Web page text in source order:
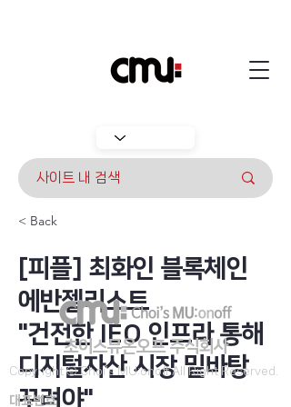
< Back
[피플] 최화인 블록체인
에반젤리스트
"건전한 IEO 인프라 통해
디지털자산 시장 밑바탕
꾸려야"
​초이스뮤온오프 주식회사
Copyright ⓒ Choi's MU:onoff All Right Reserved.
대표번호